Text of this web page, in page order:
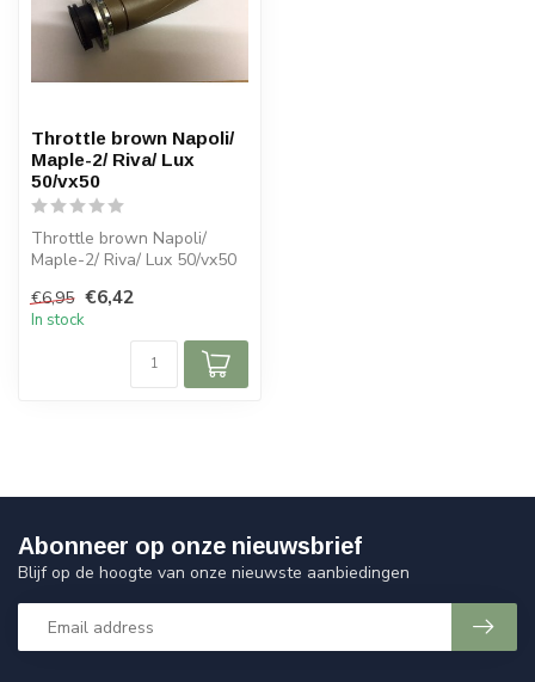
Throttle brown Napoli/
Maple-2/ Riva/ Lux
50/vx50
Throttle brown Napoli/
Maple-2/ Riva/ Lux 50/vx50
€6,95 €6,42
In stock
Abonneer op onze nieuwsbrief
Blijf op de hoogte van onze nieuwste aanbiedingen